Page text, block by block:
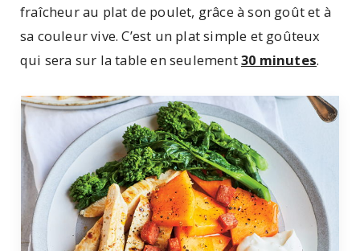
fraîcheur au plat de poulet, grâce à son goût et à
sa couleur vive. C’est un plat simple et goûteux
qui sera sur la table en seulement30 minutes.